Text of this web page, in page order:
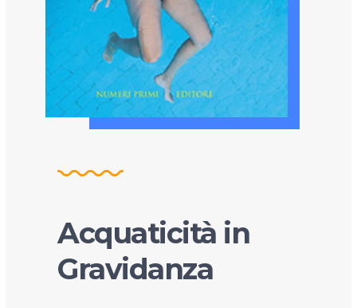
Acquaticità in
Gravidanza